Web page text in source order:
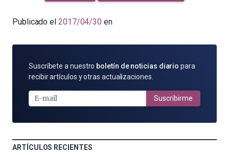
Publicado el 2017/04/30 en
SUSCRÍBETE
POR
MAIL
Suscríbete a nuestro boletín de noticias diario para
recibir artículos y otras actualizaciones.
Suscribirme
ARTÍCULOS RECIENTES